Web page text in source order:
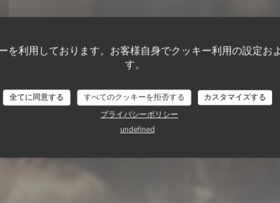
を利用しております。お客様自身でクッキー利用の設定お
す。
全てに同意する すべてのクッキーを拒否する
カスタマイズする
プライバシーポリシー
undefined
モダンな料理と本物のビストロ
Le Scoop
LE SCOOP